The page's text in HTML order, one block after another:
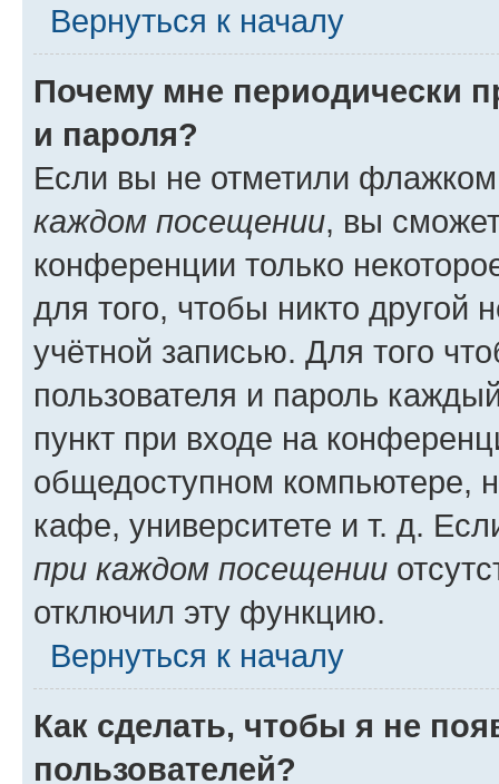
Вернуться к началу
Почему мне периодически
и пароля?
Если вы не отметили
каждом посещении, вы
конференции только
для того, чтобы никто другой
учётной записью. Для того
пользователя и пароль
пункт при входе на
общедоступном компьютере,
кафе, университете и т. д.
при каждом посещении
отключил эту функцию.
Вернуться к началу
Как сделать, чтобы я не
пользователей?